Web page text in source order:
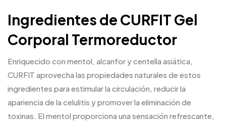
Ingredientes de CURFIT Gel
Corporal Termoreductor
Enriquecido con mentol, alcanfor y centella asiática,
CURFIT aprovecha las propiedades naturales de estos
ingredientes para estimular la circulación, reducir la
apariencia de la celulitis y promover la eliminación de
toxinas. El mentol proporciona una sensación refrescante,